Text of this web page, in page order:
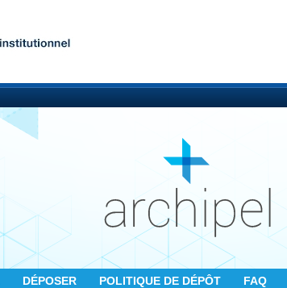
DÉPOSER POLITIQUE DE DÉPÔT FAQ